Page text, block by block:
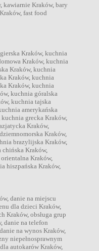
, kawiarnie Kraków, bary
, fast food
Kraków, kuchnia
Kraków, kuchnia
Kraków, kuchnia
Kraków, kuchnia
Kraków, kuchnia
, kuchnia góralska
, kuchnia tajska
amerykańska
kuchnia grecka Kraków,
Kraków,
Kraków,
brazylijska Kraków,
chińska Kraków,
Kraków,
hiszpańska Kraków,
, danie na miejscu
dla dzieci Kraków,
Kraków, obsługa grup
, danie na telefon
danie na wynos Kraków,
niepełnosprawnym
autokarów Kraków,